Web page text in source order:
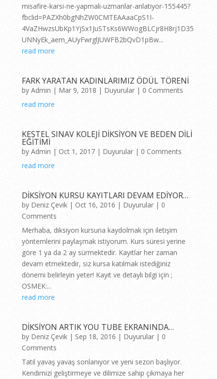
misafire-karsi-ne-yapmali-uzmanlar-anlatiyor-155445?
fbclid=PAZXh0bgNhZW0CMTEAAaaCpS1I-
4VaZHwzsUbKp1YjSx1JuSTsKs6WWogBLCjr8H8rj1D35
UNNyEk_aem_AUyFwrglJUWFB2bQvD1pBw...
read more
FARK YARATAN KADINLARIMIZ ÖDÜL TÖRENİ
by Admin | Mar 9, 2018 | Duyurular| 0 Comments
read more
KESTEL SINAV KOLEJİ DİKSİYON VE BEDEN DİLİ
EĞİTİMİ
by Admin | Oct 1, 2017| Duyurular| 0 Comments
read more
DİKSİYON KURSU KAYITLARI DEVAM EDİYOR…
by Deniz Çevik| Oct 16, 2016 | Duyurular| 0
Comments
Merhaba, diksiyon kursuna kaydolmak için iletişim
yöntemlerini paylaşmak istiyorum. Kurs süresi yerine
göre 1 ya da 2 ay sürmektedir. Kayıtlar her zaman
devam etmektedir, siz kursa katılmak istediğiniz
dönemi belirleyin yeter! Kayıt ve detaylı bilgi için ;
OSMEK:...
read more
DİKSİYON ARTIK YOU TUBE EKRANINDA…
by Deniz Çevik| Sep 18, 2016 | Duyurular| 0
Comments
Tatil yavaş yavaş sonlanıyor ve yeni sezon başlıyor.
Kendimizi geliştirmeye ve dilimize sahip çıkmaya her